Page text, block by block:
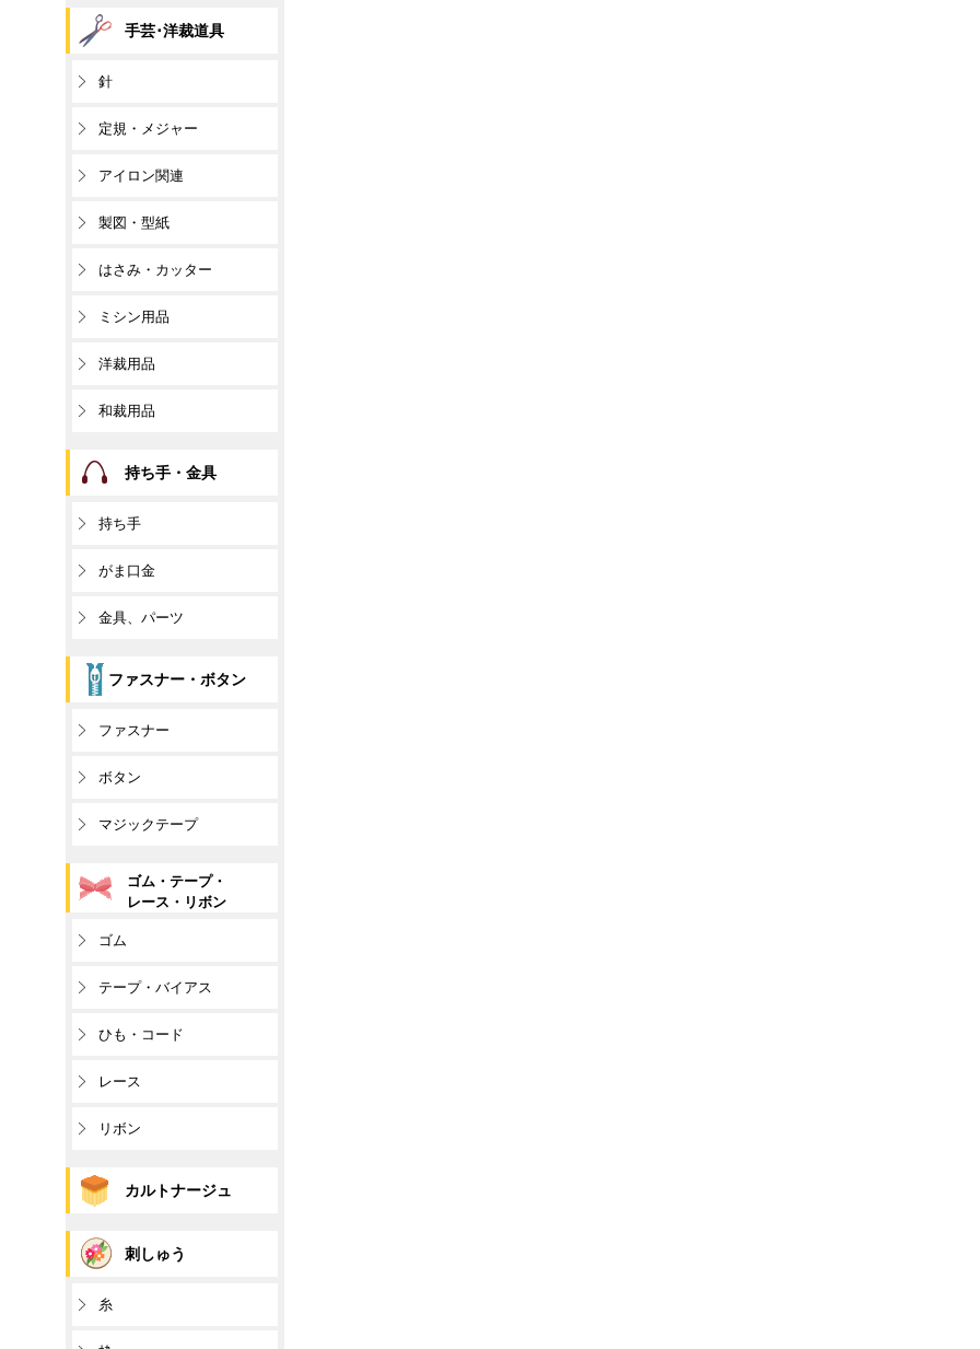
手芸･洋裁道具
針
定規・メジャー
アイロン関連
製図・型紙
はさみ・カッター
ミシン用品
洋裁用品
和裁用品
持ち手・金具
持ち手
がま口金
金具、パーツ
ファスナー・ボタン
ファスナー
ボタン
マジックテープ
ゴム・テープ・
レース・リボン
ゴム
テープ・バイアス
ひも・コード
レース
リボン
カルトナージュ
刺しゅう
糸